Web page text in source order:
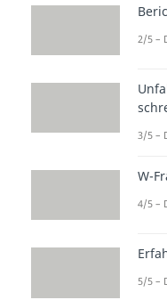
In
2/5 –
3/5 –
W-
4/5 –
5/5 –